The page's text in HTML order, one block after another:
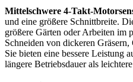
Mittelschwere 4-Takt-
und eine größere Schnittbreite.
größere Gärten oder Arbeiten im
Schneiden von dickeren
Sie bieten eine bessere Leistung
längere Betriebsdauer als